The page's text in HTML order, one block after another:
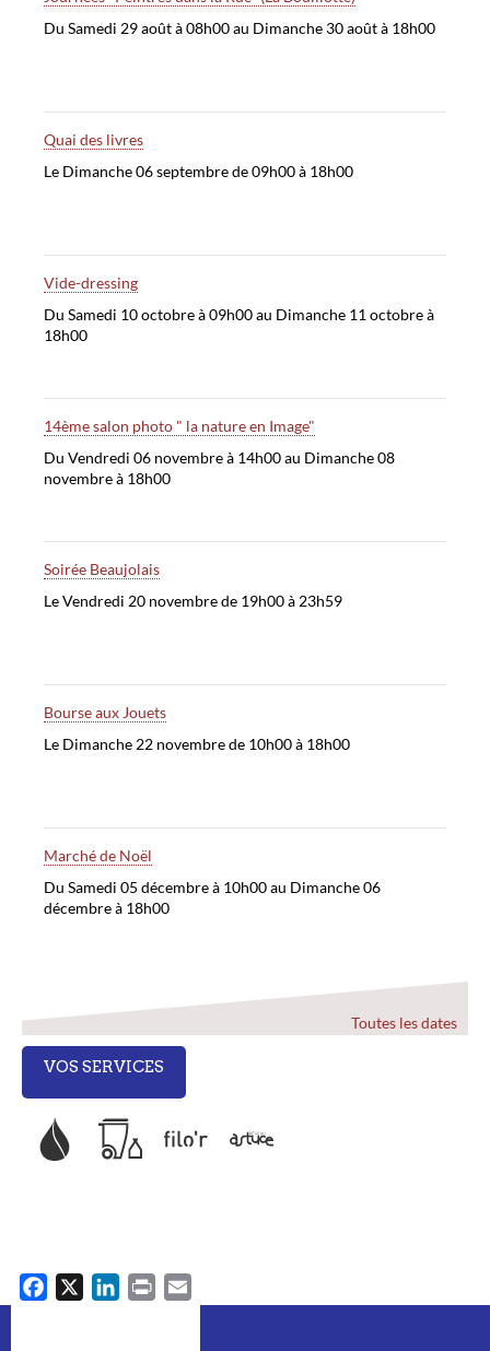
m
Du Samedi 29 août à 08h00 au Dimanche 30 août à 18h00
Quai des livres
Le Dimanche 06 septembre de 09h00 à 18h00
Vide-dressing
Du Samedi 10 octobre à 09h00 au Dimanche 11 octobre à
18h00
14ème salon photo " la nature en Image"
Du Vendredi 06 novembre à 14h00 au Dimanche 08
novembre à 18h00
Soirée Beaujolais
Le Vendredi 20 novembre de 19h00 à 23h59
Bourse aux Jouets
Le Dimanche 22 novembre de 10h00 à 18h00
Marché de Noël
Du Samedi 05 décembre à 10h00 au Dimanche 06
décembre à 18h00
Toutes les dates
VOS SERVICES